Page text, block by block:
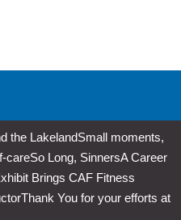
the LakelandSmall moments,
careSo Long, SinnersA Career
Brings CAF Fitness
Thank You for your efforts at